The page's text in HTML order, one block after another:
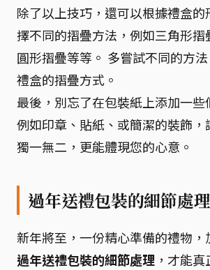
除了以上技巧，還可以根據禮盒的
擇不同的摺疊方法，例如三角形摺
圓形摺疊等等。 多嘗試不同的方
禮盒的摺疊方式。
最後，別忘了在包裝紙上添加一些
例如印章、貼紙、或簡潔的裝飾，
獨一無二，更能體現您的心意。
過年送禮包裝的細節處
新年將至，一份精心準備的禮物，
過年送禮包裝的細節處理 ，才能